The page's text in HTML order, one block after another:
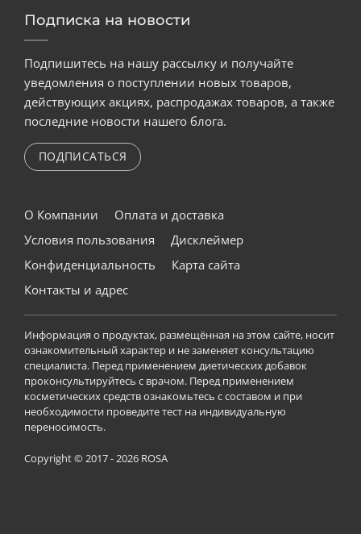
Подписка на новости
Подпишитесь на нашу рассылку и получайте
уведомления о поступлении новых товаров,
действующих акциях, распродажах товаров, а также
последние новости нашего блога.
ПОДПИСАТЬСЯ
О Компании
Оплата и доставка
Условия пользования
Дисклеймер
Конфиденциальность
Карта сайта
Контакты и адрес
Информация о продуктах, размещённая на этом сайте, носит
ознакомительный характер и не заменяет консультацию
специалиста. Перед применением диетических добавок
проконсультируйтесь с врачом. Перед применением
косметических средств ознакомьтесь с составом и при
необходимости проведите тест на индивидуальную
переносимость.
Copyright © 2017 - 2026 ROSA